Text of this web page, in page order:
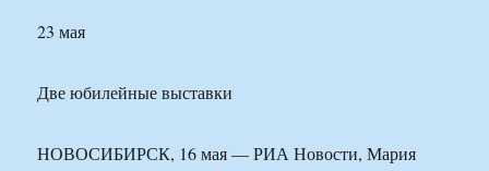
23 мая
Две юбилейные выставки
НОВОСИБИРСК, 16 мая — РИА Новости, Мария